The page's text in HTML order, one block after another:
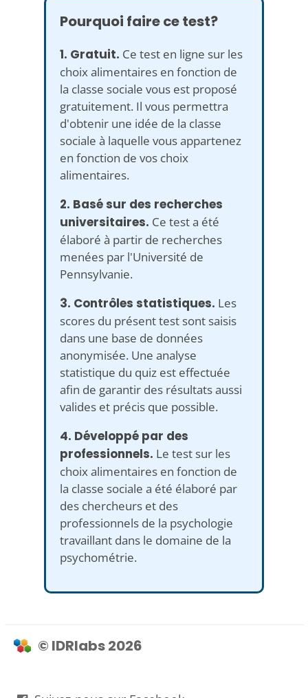
Pourquoi faire ce test?
1. Gratuit. Ce test en ligne sur les
choix alimentaires en fonction de
la classe sociale vous est proposé
gratuitement. Il vous permettra
d'obtenir une idée de la classe
sociale à laquelle vous appartenez
en fonction de vos choix
alimentaires.
2. Basé sur des recherches
universitaires. Ce test a été
élaboré à partir de recherches
menées par l'Université de
Pennsylvanie.
3. Contrôles statistiques. Les
scores du présent test sont saisis
dans une base de données
anonymisée. Une analyse
statistique du quiz est effectuée
afin de garantir des résultats aussi
valides et précis que possible.
4. Développé par des
professionnels. Le test sur les
choix alimentaires en fonction de
la classe sociale a été élaboré par
des chercheurs et des
professionnels de la psychologie
travaillant dans le domaine de la
psychométrie.
© IDRlabs 2026